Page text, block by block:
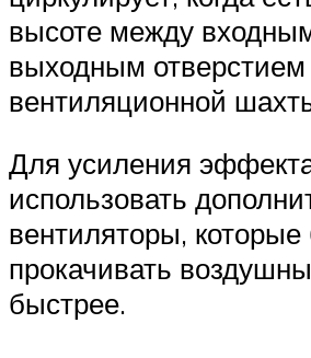
высоте между
выходным отверстием
вентиляционной
Для усиления
использовать
вентиляторы, которые
прокачивать
быстрее.